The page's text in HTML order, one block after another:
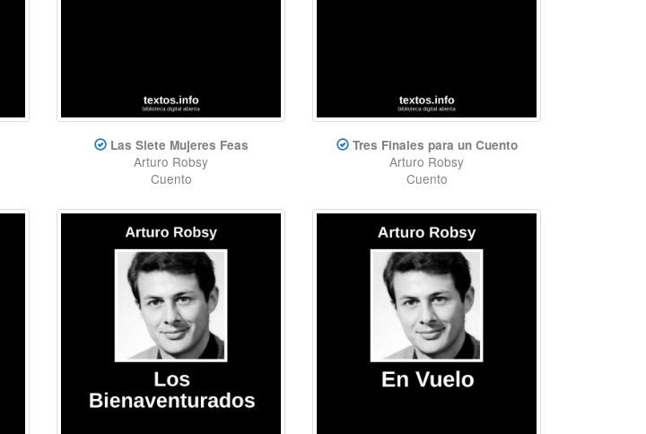
Las Siete Mujeres Feas
Arturo Robsy
Cuento
Tres Finales para un Cuento
Arturo Robsy
Cuento